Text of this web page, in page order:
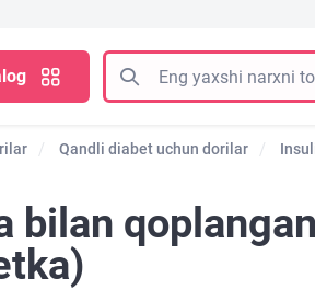
Qandli diabet uchun dorilar
bilan